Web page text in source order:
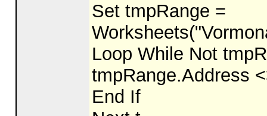
Set tmpRange =
Loop While Not
tmpRange.Address
End If